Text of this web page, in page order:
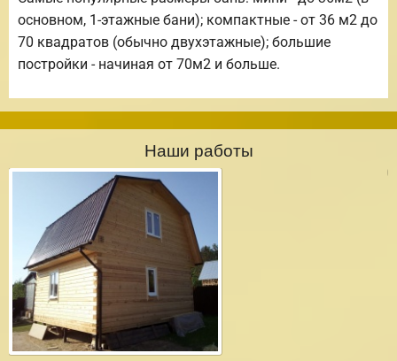
основном, 1-этажные бани); компактные - от 36 м2 до
70 квадратов (обычно двухэтажные); большие
постройки - начиная от 70м2 и больше.
Наши работы